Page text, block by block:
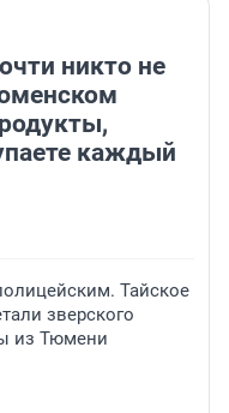
никто не
каждый
Тайское
зверского
из Тюмени